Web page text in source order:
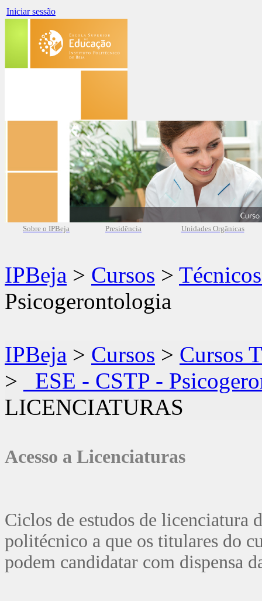
Iniciar sessão
Sobre o IPBeja Presidência Unidades Orgânicas
IPBeja > Cursos >
Psicogerontologia
IPBeja > Cursos > Cursos
>
_ESE - CSTP -
LICENCIATURAS
Acesso a Licenciaturas
Ciclos de estudos de licenciatura
politécnico a que os titulares do
podem candidatar com dispensa